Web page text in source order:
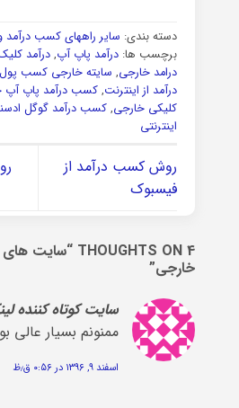
دسته بندی: سایر راههای کسب درآمد
برچسب ها: درآمد پاپ آپ, درآمد
درامد خارجی, سایته خارجی کسب پول
درآمد از اینترنت, کسب درآمد پاپ آپ
کلیکی خارجی,کسب درآمد گوگل
اینترنتی
روش کسب درآمد از
فیسبوک
4 THOUGHTS ON “ سایت
خارجی”
سایت کوتاه کننده
ممنونم بسیار عالی
اسفند ۹, ۱۳۹۶ در ۰:۵۶ ق٫ظ